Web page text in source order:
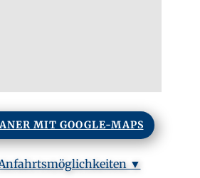
MIT GOOGLE-MAPS
▼